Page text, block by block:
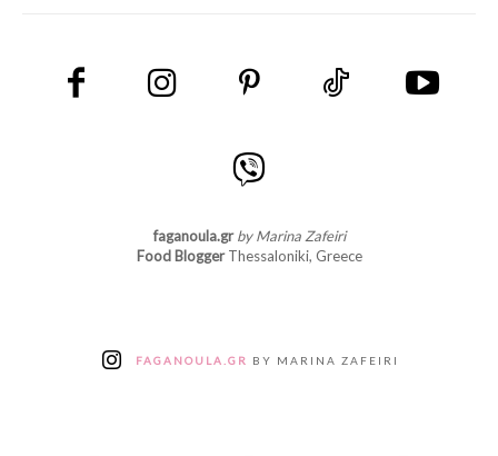
faganoula.gr by Marina Zafeiri
Food BloggerThessaloniki, Greece
FAGANOULA.GR BY MARINA ZAFEIRI